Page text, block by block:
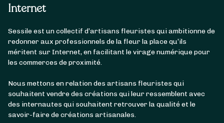
Internet
Sessile est un collectif d’artisans fleuristes qui ambitionne de
redonner aux professionnels de la fleur la place qu’ils
méritent sur Internet, en facilitant le virage numérique pour
les commerces de proximité.
Nous mettons en relation des artisans fleuristes qui
souhaitent vendre des créations qui leur ressemblent avec
des internautes qui souhaitent retrouver la qualité et le
savoir-faire de créations artisanales.